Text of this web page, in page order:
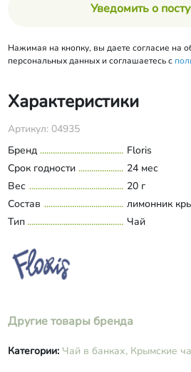
Уведомить о
Нажимая на кнопку, вы даете согласие на
персональных данных и соглашаетесь с
Характеристики
Артикул: 04935
Бренд
Floris
Срок годности
24 мес
Вес
20 г
Состав
лимонник
Тип
Чай
Другие товары бренда
Категории: Чай в банках, Крымские